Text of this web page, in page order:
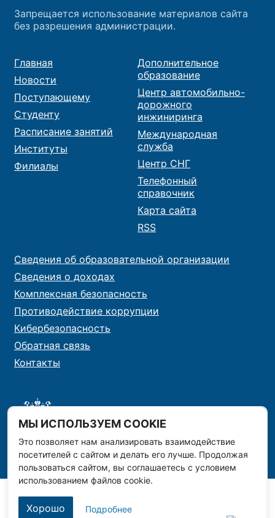
МЫ ИСПОЛЬЗУЕМ COOKIE
Это позволяет нам анализировать взаимодействие
посетителей с сайтом и делать его лучше. Продолжая
пользоваться сайтом, вы соглашаетесь с условием
использованием файлов cookie.
Хорошо Подробнее
Запрещается использование материалов сайта
без разрешения администрации.
Главная
Новости
Поступающему
Студенту
Расписание занятий
Институты
Филиалы
Дополнительное
образование
Центр автомобильно-
дорожного
инжиниринга
Международная
служба
Центр СНГ
Телефонный
справочник
Карта сайта
RSS
Сведения об образовательной организации
Сведения о доходах
Комплексная безопасность
Противодействие коррупции
Кибербезопасность
Обратная связь
Контакты